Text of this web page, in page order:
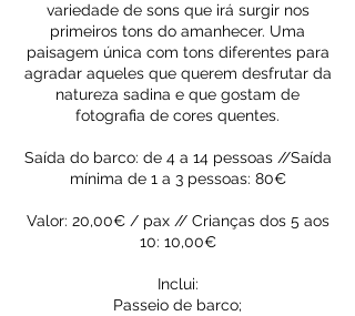
variedade de sons que irá surgir nos
primeiros tons do amanhecer. Uma
paisagem única com tons diferentes para
agradar aqueles que querem desfrutar da
natureza sadina e que gostam de
fotografia de cores quentes.
Saída do barco: de 4 a 14 pessoas //Saída
mínima de 1 a 3 pessoas: 80€
Valor: 20,00€ / pax // Crianças dos 5 aos
10: 10,00€
Inclui:
Passeio de barco;